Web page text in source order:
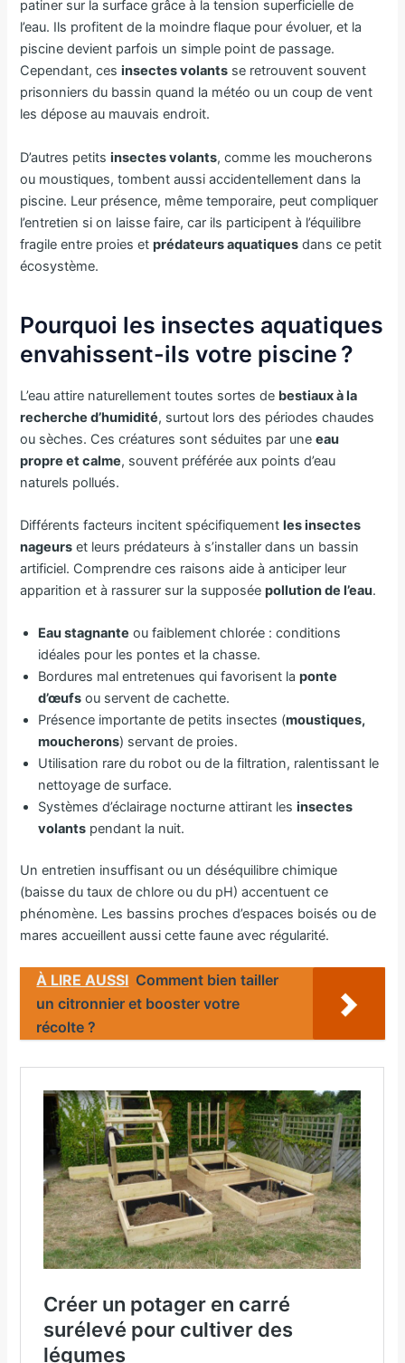
patiner sur la surface grâce à la tension superficielle de
l’eau. Ils profitent de la moindre flaque pour évoluer, et la
piscine devient parfois un simple point de passage.
Cependant, cesinsectes volants se retrouvent souvent
prisonniers du bassin quand la météo ou un coup de vent
les dépose au mauvais endroit.
D’autres petitsinsectes volants, comme les moucherons
ou moustiques, tombent aussi accidentellement dans la
piscine. Leur présence, même temporaire, peut compliquer
l’entretien si on laisse faire, car ils participent à l’équilibre
fragile entre proies etprédateurs aquatiques dans ce petit
écosystème.
Pourquoi les insectes aquatiques
envahissent-ils votre piscine ?
L’eau attire naturellement toutes sortes de bestiaux à la
recherche d’humidité, surtout lors des périodes chaudes
ou sèches. Ces créatures sont séduites par uneeau
propre et calme, souvent préférée aux points d’eau
naturels pollués.
Différents facteurs incitent spécifiquementles insectes
nageurs et leurs prédateurs à s’installer dans un bassin
artificiel. Comprendre ces raisons aide à anticiper leur
apparition et à rassurer sur la supposéepollution de l’eau.
Eau stagnante ou faiblement chlorée : conditions
idéales pour les pontes et la chasse.
Bordures mal entretenues qui favorisent laponte
d’œufs ou servent de cachette.
Présence importante de petits insectes (moustiques,
moucherons) servant de proies.
Utilisation rare du robot ou de la filtration, ralentissant le
nettoyage de surface.
Systèmes d’éclairage nocturne attirant lesinsectes
volants pendant la nuit.
Un entretien insuffisant ou un déséquilibre chimique
(baisse du taux de chlore ou du pH) accentuent ce
phénomène. Les bassins proches d’espaces boisés ou de
mares accueillent aussi cette faune avec régularité.
À LIRE AUSSI Comment bien tailler
un citronnier et booster votre
récolte ?